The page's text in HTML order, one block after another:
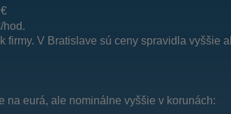
hod.
V Bratislave sú ceny spravidla vyššie
na eurá, ale nominálne vyššie v korunách: